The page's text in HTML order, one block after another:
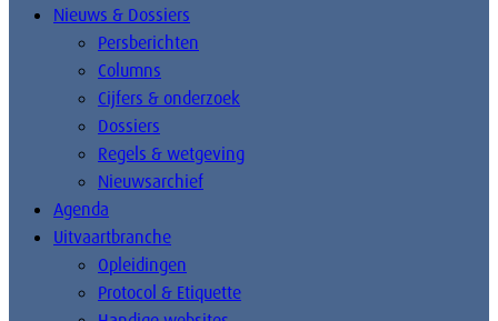
Nieuws & Dossiers
Persberichten
Columns
Cijfers & onderzoek
Dossiers
Regels & wetgeving
Nieuwsarchief
Agenda
Uitvaartbranche
Opleidingen
Protocol & Etiquette